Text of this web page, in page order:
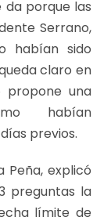
da porque las
Serrano,
habían sido
claro en
propone una
habían
previos.
Peña, explicó
preguntas la
límite de